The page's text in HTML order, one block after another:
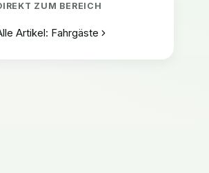
ZUM BEREICH
Artikel: Fahrgäste